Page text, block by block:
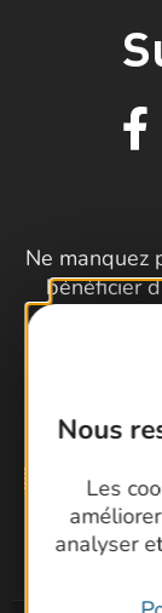
Nous
Les
analyser
Ne manquez
bénéficier
Je